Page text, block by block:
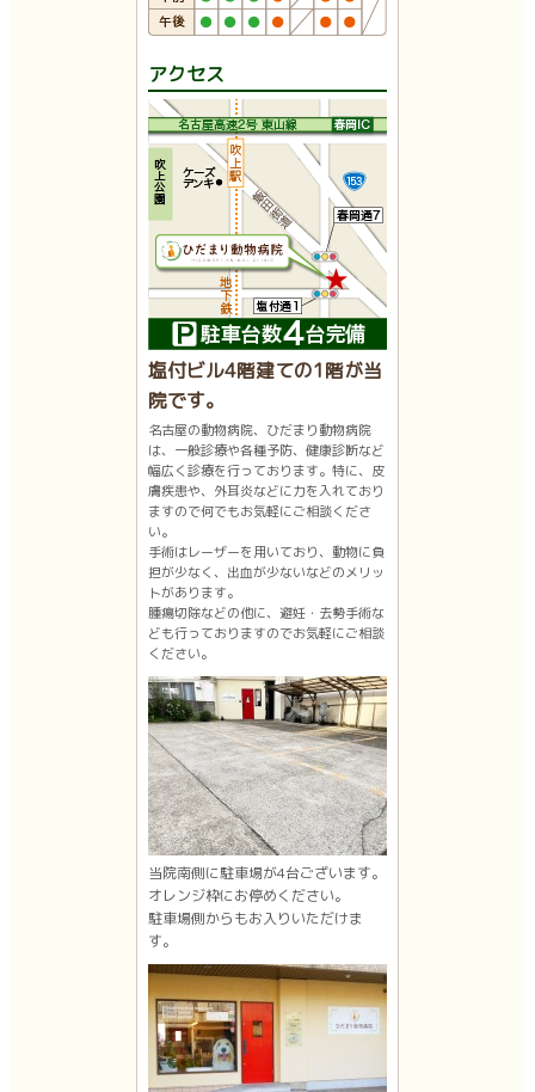
アクセス
塩付ビル4階建ての1階が当
院です。
名古屋の動物病院、ひだまり動物病院
は、一般診療や各種予防、健康診断など
幅広く診療を行っております。特に、皮
膚疾患や、外耳炎などに力を入れており
ますので何でもお気軽にご相談くださ
い。
手術はレーザーを用いており、動物に負
担が少なく、出血が少ないなどのメリッ
トがあります。
腫瘍切除などの他に、避妊・去勢手術な
ども行っておりますのでお気軽にご相談
ください。
当院南側に駐車場が4台ございます。
オレンジ枠にお停めください。
駐車場側からもお入りいただけま
す。